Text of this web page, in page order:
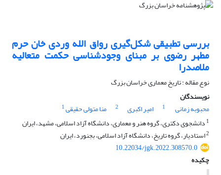
بررسی تطبیقی شکل‌گیری رواق الله وردی خان حرم
مطهر رضوی بر مبنای وجودشناسی حکمت متعالیه
ملاصدرا
نوع مقاله : تاریخ معماری خراسان بزرگ
نویسندگان
محبوبه زمانی
1 امیر اکبری 2 منا متولی حقیقی1
1 دانشجوی دکتری، گروه هنر و معماری، دانشگاه آزاد اسلامی، مشهد، ایران
2استادیار، گروه تاریخ، دانشگاه آزاد اسلامی، بجنورد، ایران
10.22034/jgk.2022.308570.0
چکیده